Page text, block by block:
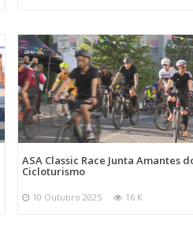
ASA Classic Race Junta Amantes
Cicloturismo
10 Outubro 2025 16 K